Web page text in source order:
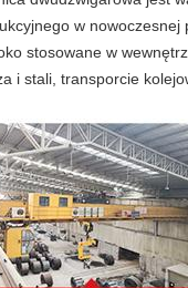
w nowoczesnej
stosowane w
i stali, transporcie